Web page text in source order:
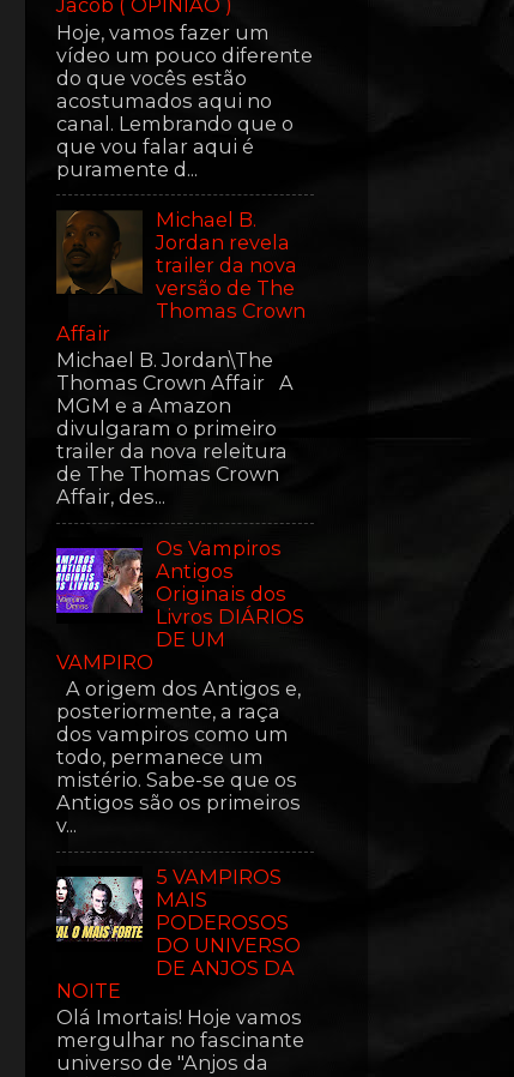
Jacob ( OPINIÃO )
Hoje, vamos fazer um
vídeo um pouco diferente
do que vocês estão
acostumados aqui no
canal. Lembrando que o
que vou falar aqui é
puramente d...
Michael B.
Jordan revela
trailer da nova
versão de The
Thomas Crown
Affair
Michael B. Jordan\The
Thomas Crown Affair A
MGM e a Amazon
divulgaram o primeiro
trailer da nova releitura
de The Thomas Crown
Affair, des...
Os Vampiros
Antigos
Originais dos
Livros DIÁRIOS
DE UM
VAMPIRO
A origem dos Antigos e,
posteriormente, a raça
dos vampiros como um
todo, permanece um
mistério. Sabe-se que os
Antigos são os primeiros
v...
5 VAMPIROS
MAIS
PODEROSOS
DO UNIVERSO
DE ANJOS DA
NOITE
Olá Imortais! Hoje vamos
mergulhar no fascinante
universo de "Anjos da